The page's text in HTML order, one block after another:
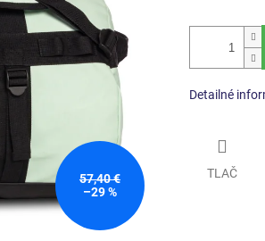
57,40 €
–29 %
Detailné
TLAČ